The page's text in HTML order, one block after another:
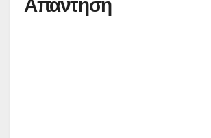
Απάντηση